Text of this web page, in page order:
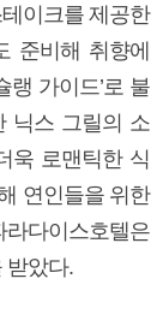
이크를 제공한
준비해 취향에
랭 가이드’로 불
닉스 그릴의 소
욱 로맨틱한 식
연인들을 위한
다이스호텔은
받았다.